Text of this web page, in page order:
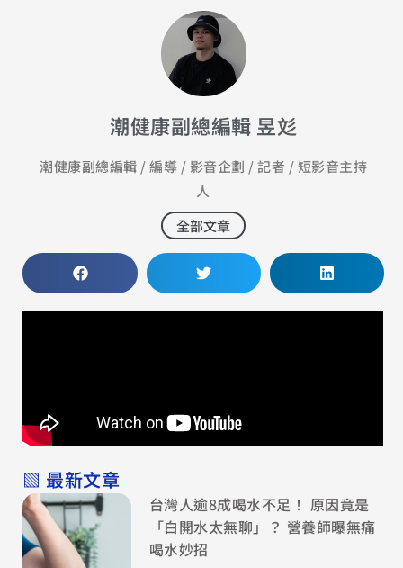
潮健康副總編輯 昱彣
潮健康副總編輯 / 編導 / 影音企劃 / 記者 / 短影音主持
人
全部文章
▧ 最新文章
台灣人逾8成喝水不足！ 原因竟是
「白開水太無聊」？ 營養師曝無痛
喝水妙招